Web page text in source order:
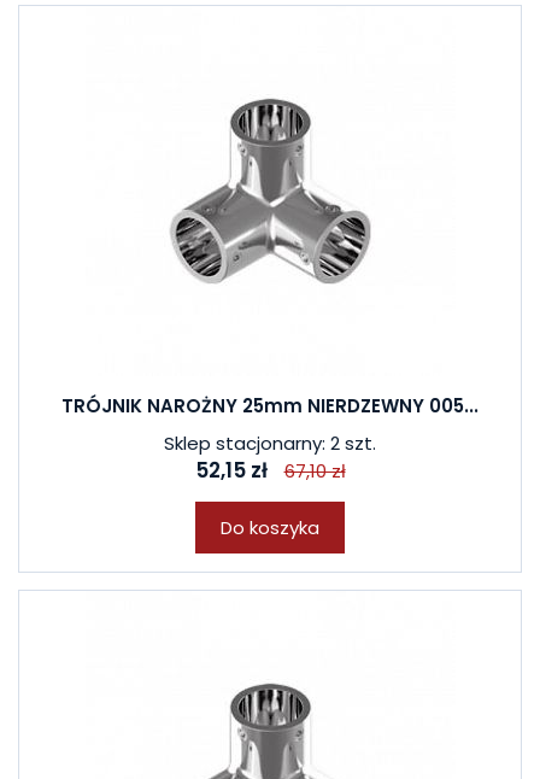
TRÓJNIK NAROŻNY 25mm NIERDZEWNY 005...
Sklep stacjonarny: 2 szt.
52,15 zł 67,10 zł
Do koszyka